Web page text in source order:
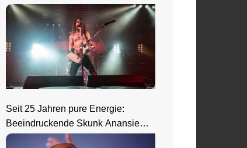
Seit 25 Jahren pure Energie:
Beeindruckende Skunk Anansie
Show in Wiesbaden